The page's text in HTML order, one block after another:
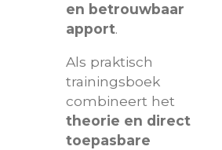
en betrouwbaar
apport.
Als praktisch
trainingsboek
combineert het
theorie en direct
toepasbare